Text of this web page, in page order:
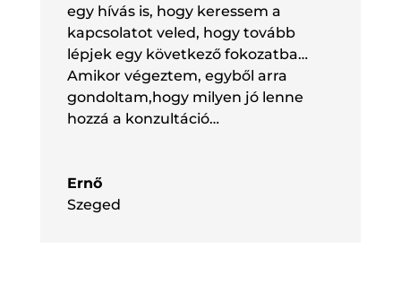
egy hívás is, hogy keressem a
kapcsolatot veled, hogy tovább
lépjek egy következő fokozatba…
Amikor végeztem, egyből arra
gondoltam,hogy milyen jó lenne
hozzá a konzultáció…
Ernő
Szeged